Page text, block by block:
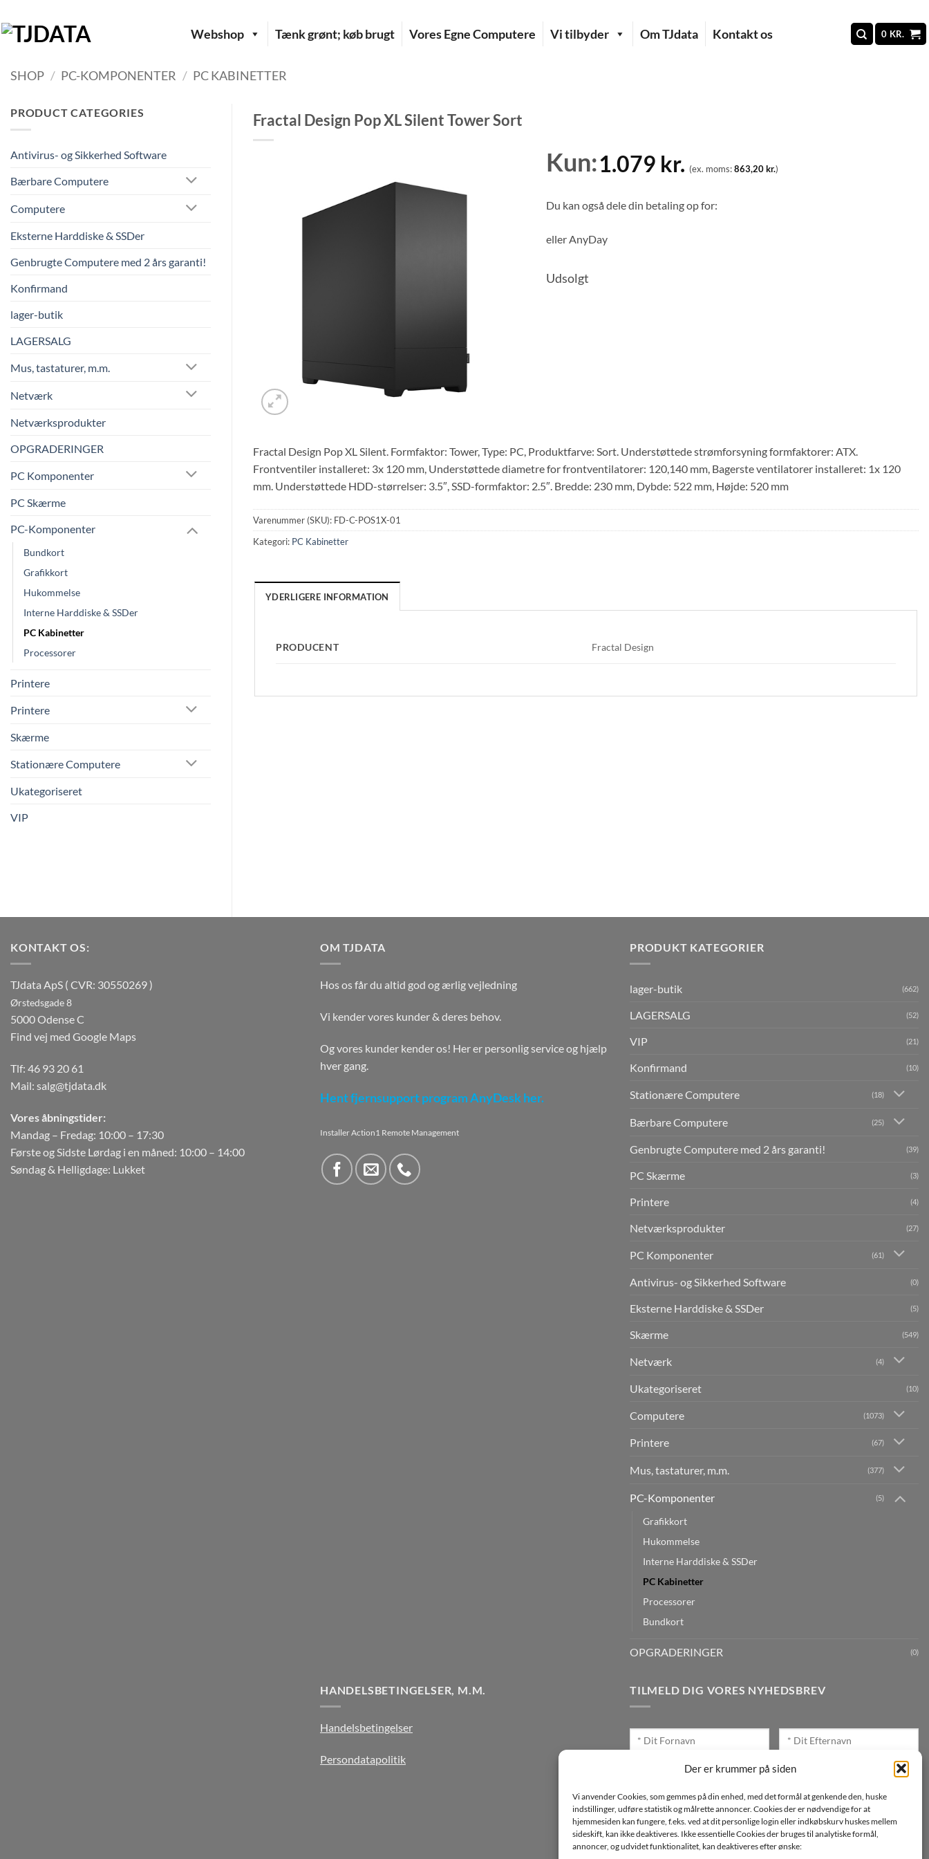
Der er krummer på siden
Vi anvender Cookies, som gemmes på din enhed, med det formål at genkende den, huske
indstillinger, udføre statistik og målrette annoncer. Cookies der er nødvendige for at
hjemmesiden kan fungere, f.eks. ved at dit personlige login eller indkøbskurv huskes mellem
sideskift, kan ikke deaktiveres. Ikke essentielle Cookies der bruges til analytiske formål,
annoncer, og udvidet funktionalitet, kan deaktiveres efter ønske:
til
indhold
Webshop Tænk grønt; køb brugt Vores Egne Computere Vi tilbyder Om TJdata Kontakt os 0 KR.
SHOP / PC-KOMPONENTER / PC KABINETTER
PRODUCT CATEGORIES
Antivirus- og Sikkerhed Software
Bærbare Computere
Computere
Eksterne Harddiske & SSDer
Genbrugte Computere med 2 års garanti!
Konfirmand
lager-butik
LAGERSALG
Mus, tastaturer, m.m.
Netværk
Netværksprodukter
OPGRADERINGER
PC Komponenter
PC Skærme
PC-Komponenter
Bundkort
Grafikkort
Hukommelse
Interne Harddiske & SSDer
PC Kabinetter
Processorer
Printere
Printere
Skærme
Stationære Computere
Ukategoriseret
VIP
Fractal Design Pop XL Silent Tower Sort
Kun:1.079 kr. (ex. moms:863,20kr.)
Du kan også dele din betaling op for:
ellerAnyDay
Udsolgt
Fractal Design Pop XL Silent. Formfaktor: Tower, Type: PC, Produktfarve: Sort. Understøttede strømforsyning formfaktorer: ATX.
Frontventiler installeret: 3x 120 mm, Understøttede diametre for frontventilatorer: 120,140 mm, Bagerste ventilatorer installeret: 1x 120
mm. Understøttede HDD-størrelser: 3.5″, SSD-formfaktor: 2.5″. Bredde: 230 mm, Dybde: 522 mm, Højde: 520 mm
Varenummer (SKU): FD-C-POS1X-01
Kategori: PC Kabinetter
YDERLIGERE INFORMATION
PRODUCENT Fractal Design
KONTAKT OS:
TJdata ApS ( CVR: 30550269 )
Ørstedsgade 8
5000 Odense C
Find vej med Google Maps
Tlf: 46 93 20 61
Mail: salg@tjdata.dk
Vores åbningstider:
Mandag – Fredag: 10:00 – 17:30
Første og Sidste Lørdag i en måned: 10:00 – 14:00
Søndag & Helligdage: Lukket
OM TJDATA
Hos os får du altid god og ærlig vejledning
Vi kender vores kunder & deres behov.
Og vores kunder kender os! Her er personlig service og hjælp
hver gang.
Hent fjernsupport program AnyDesk her.
Installer Action1 Remote Management
PRODUKT KATEGORIER
lager-butik (662)
LAGERSALG (52)
VIP (21)
Konfirmand (10)
Stationære Computere (18)
Bærbare Computere (25)
Genbrugte Computere med 2 års garanti! (39)
PC Skærme (3)
Printere (4)
Netværksprodukter (27)
PC Komponenter (61)
Antivirus- og Sikkerhed Software (0)
Eksterne Harddiske & SSDer (5)
Skærme (549)
Netværk (4)
Ukategoriseret (10)
Computere (1073)
Printere (67)
Mus, tastaturer, m.m. (377)
PC-Komponenter (5)
Grafikkort
Hukommelse
Interne Harddiske & SSDer
PC Kabinetter
Processorer
Bundkort
OPGRADERINGER (0)
HANDELSBETINGELSER, M.M.
Handelsbetingelser
Persondatapolitik
TILMELD DIG VORES NYHEDSBREV
Jeg ønsker at modtage mails fra TJdata!
Læs vores Persondatapolitik